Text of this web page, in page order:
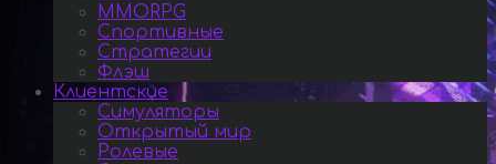
MMORPG
Спортивные
Стратегии
Флэш
Клиентские
Симуляторы
Открытый мир
Ролевые